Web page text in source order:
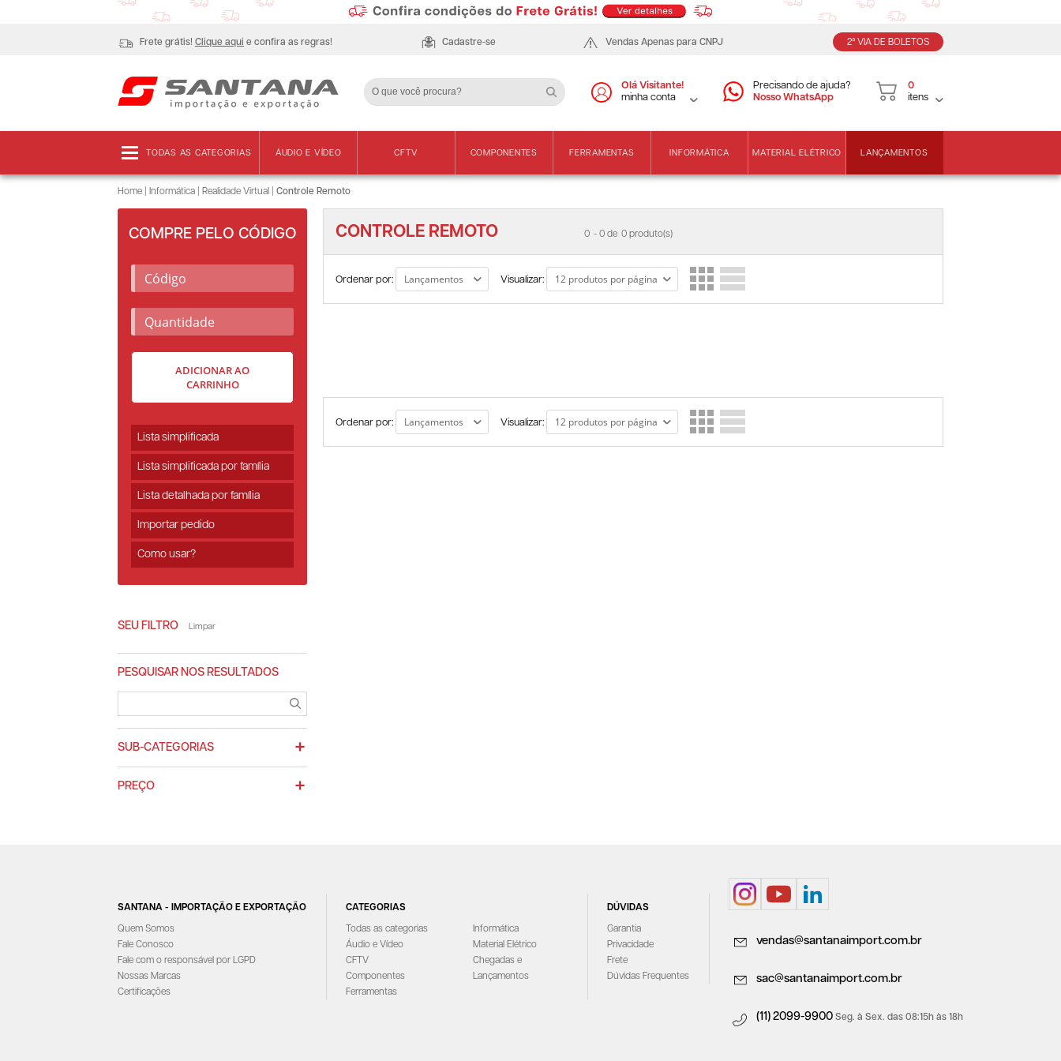
Frete grátis! Clique aqui e confira as regras! Cadastre-se Vendas Apenas para CNPJ 2ª VIA DE BOLETOS
Olá Visitante!
minha conta
Precisando de ajuda?
Nosso WhatsApp
0
itens
TODAS AS CATEGORIAS ÁUDIO E VÍDEO CFTV COMPONENTES FERRAMENTAS INFORMÁTICA MATERIAL ELÉTRICO LANÇAMENTOS
Home Informática Realidade Virtual Controle Remoto
COMPRE PELO CÓDIGO
ADICIONAR AO
CARRINHO
Lista simplificada
Lista simplificada por família
Lista detalhada por família
Importar pedido
Como usar?
SEU FILTRO Limpar
PESQUISAR NOS RESULTADOS
SUB-CATEGORIAS
PREÇO
CONTROLE REMOTO 0 - 0 de 0 produto(s)
Ordenar por: Visualizar:
Ordenar por: Visualizar:
SANTANA - IMPORTAÇÃO E EXPORTAÇÃO
Quem Somos
Fale Conosco
Fale com o responsável por LGPD
Nossas Marcas
Certificações
CATEGORIAS
Todas as categorias
Áudio e Vídeo
CFTV
Componentes
Ferramentas
Informática
Material Elétrico
Chegadas e
Lançamentos
DÚVIDAS
Garantia
Privacidade
Frete
Dúvidas Frequentes
vendas@santanaimport.com.br
sac@santanaimport.com.br
(11) 2099-9900 Seg. à Sex. das 08:15h às 18h